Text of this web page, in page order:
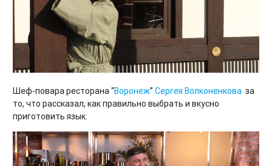
Шеф-повара ресторана “Воронеж” Сергея Волконенкова за
то, что рассказал, как правильно выбрать и вкусно
приготовить язык.